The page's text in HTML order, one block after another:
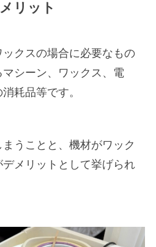
リット
クスの場合に必要なもの
シーン、ワックス、電
耗品等です。
うことと、機材がワック
メリットとして挙げられ